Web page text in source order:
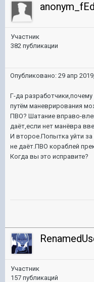
Участник
382 публикации
Опубликовано: 29 апр
Г-да
путём маневрирования
ПВО? Шатание вправо-
даёт,если нет манёвра
И второе.Попытка уйти за
не даёт.ПВО кораблей
Когда вы это исправите?
Участник
157 публикаций